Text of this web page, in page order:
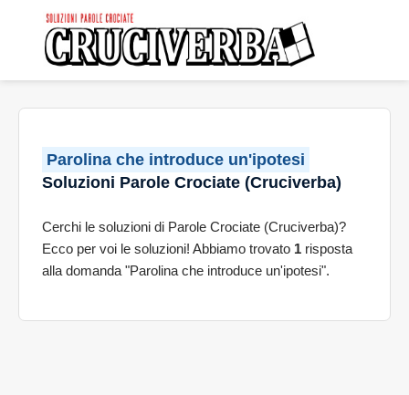
Parolina che introduce un'ipotesi
Soluzioni Parole Crociate (Cruciverba)
Cerchi le soluzioni di Parole Crociate (Cruciverba)?
Ecco per voi le soluzioni! Abbiamo trovato 1 risposta
alla domanda "Parolina che introduce un'ipotesi".